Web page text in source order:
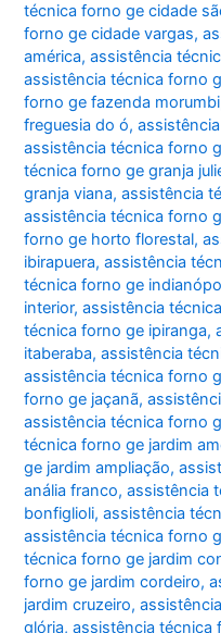
técnica forno ge cidade
forno ge cidade vargas,
américa,assistência
assistência técnica forno
forno ge fazenda morumbi
freguesia do ó,
assistência técnica forno
técnica forno ge granja
granja viana,assistência
assistência técnica forno
forno ge horto florestal,
ibirapuera,assistência
técnica forno ge
interior,assistência
técnica forno ge ipiranga,
itaberaba,assistência
assistência técnica forno
forno ge jaçanã,
assistência técnica forno
técnica forno ge jardim
ge jardim ampliação,
anália franco,assistência
bonfiglioli,assistência
assistência técnica forno
técnica forno ge jardim
forno ge jardim cordeiro,
jardim cruzeiro,
glória,assistência técnica